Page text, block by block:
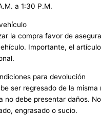
a 1:30 P.M.
la compra favor de
Importante, el
para devolución
ser regresado de la misma
no debe presentar daños.
engrasado o sucio.